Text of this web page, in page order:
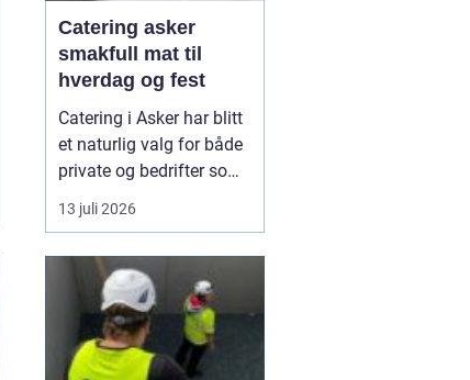
Catering asker
smakfull mat til
hverdag og fest
Catering i Asker har blitt
et naturlig valg for både
private og bedrifter som
ønsker god mat uten styr
og stress. Mange ønsker
eller kollegaer hjemme,
på jobben eller i leid
lokasjon, men uten å
bruke hele dagen på
13 juli 2026